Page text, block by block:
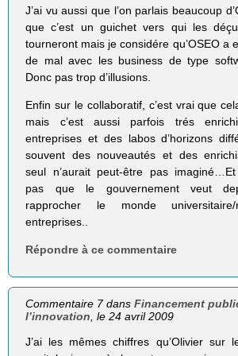
J’ai vu aussi que l’on parlais beaucoup
que c’est un guichet vers qui les
tourneront mais je considére qu’OSEO a
de mal avec les business de type
Donc pas trop d’illusions.
Enfin sur le collaboratif, c’est vrai que
mais c’est aussi parfois trés
entreprises et des labos d’horizons
souvent des nouveautés et des
seul n’aurait peut-être pas imaginé…Et
pas que le gouvernement veut
rapprocher le monde universitaire/
entreprises..
Répondre à ce commentaire
Commentaire 7 dansFinancement
l’innovation , le 24 avril 2009
J’ai les mêmes chiffres qu’Olivier sur